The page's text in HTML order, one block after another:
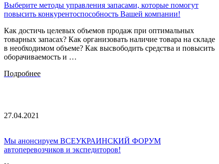
Выберите методы управления запасами, которые помогут
повысить конкурентоспособность Вашей компании!
Как достичь целевых объемов продаж при оптимальных
товарных запасах? Как организовать наличие товара на складе
в необходимом объеме? Как высвободить средства и повысить
оборачиваемость и …
Подробнее
27.04.2021
Мы анонсируем ВСЕУКРАИНСКИЙ ФОРУМ
автоперевозчиков и экспедиторов!